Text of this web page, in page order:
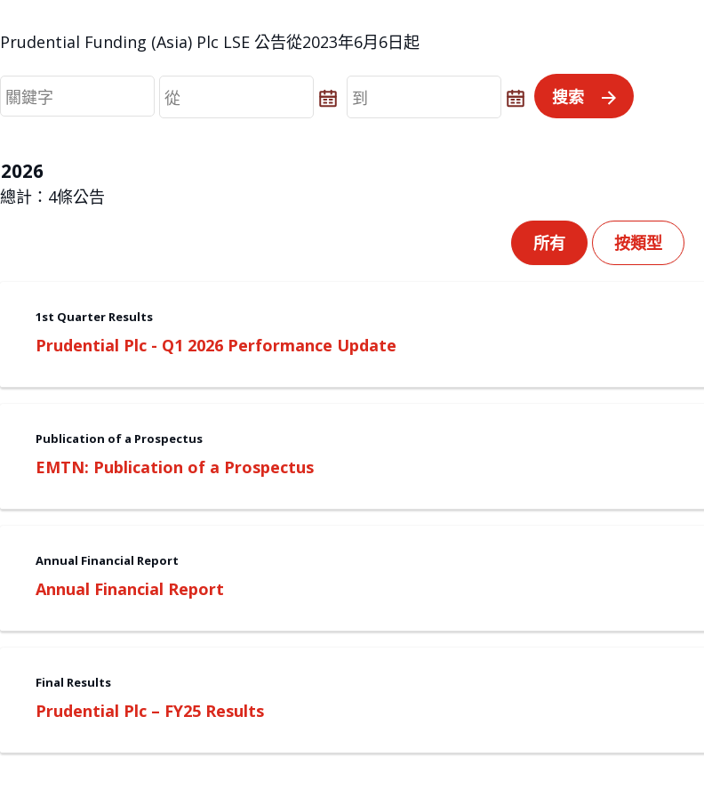
Prudential Funding (Asia) Plc LSE 公告從2023年6月6日起
從 到 搜索
2026
總計： 4條公告
所有 按類型
1st Quarter Results
Prudential Plc - Q1 2026 Performance Update
Publication of a Prospectus
EMTN: Publication of a Prospectus
Annual Financial Report
Annual Financial Report
Final Results
Prudential Plc – FY25 Results